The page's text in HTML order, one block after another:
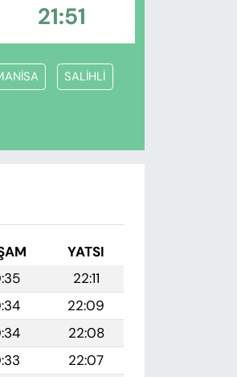
21:51
SALİHLİ
YATSI
22:11
22:09
22:08
22:07